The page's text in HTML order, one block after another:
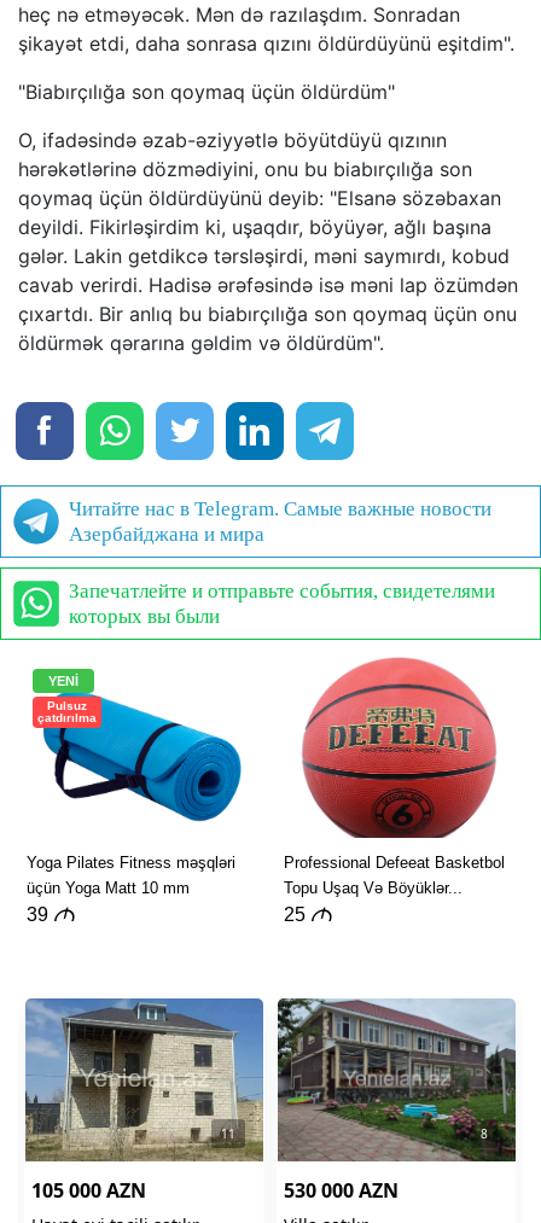
heç nə etməyəcək. Mən də razılaşdım. Sonradan
şikayət etdi, daha sonrasa qızını öldürdüyünü eşitdim".
"Biabırçılığa son qoymaq üçün öldürdüm"
O, ifadəsində əzab-əziyyətlə böyütdüyü qızının
hərəkətlərinə dözmədiyini, onu bu biabırçılığa son
qoymaq üçün öldürdüyünü deyib: "Elsanə sözəbaxan
deyildi. Fikirləşirdim ki, uşaqdır, böyüyər, ağlı başına
gələr. Lakin getdikcə tərsləşirdi, məni saymırdı, kobud
cavab verirdi. Hadisə ərəfəsində isə məni lap özümdən
çıxartdı. Bir anlıq bu biabırçılığa son qoymaq üçün onu
öldürmək qərarına gəldim və öldürdüm".
Читайте нас в Telegram. Самые важные новости
Азербайджана и мира
Запечатлейте и отправьте события, свидетелями
которых вы были